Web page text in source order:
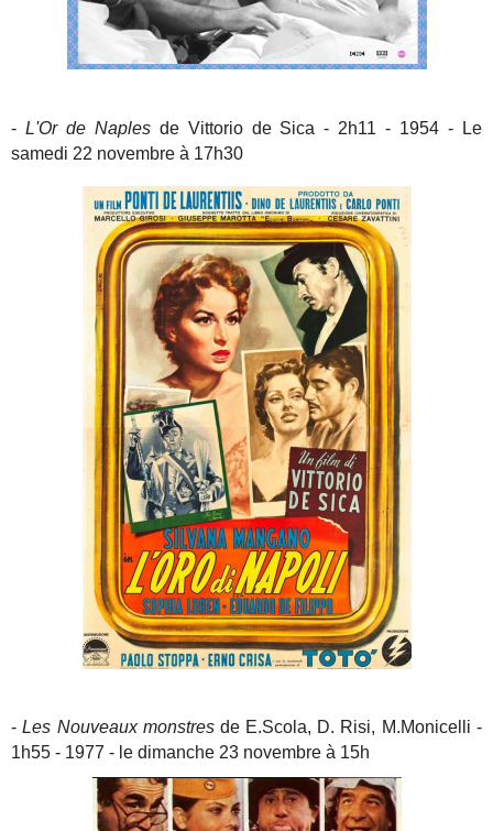
- L'Or de Naples de Vittorio de Sica - 2h11 - 1954 - Le
samedi 22 novembre à 17h30
-Les Nouveaux monstresde E.Scola, D. Risi, M.Monicelli -
1h55 - 1977 - le dimanche 23 novembre à 15h